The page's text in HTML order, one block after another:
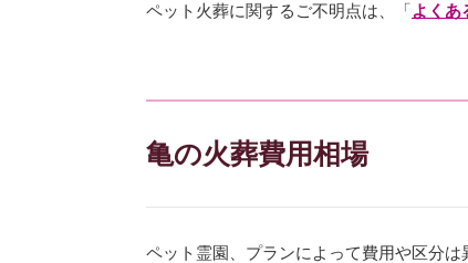
ペット火葬に関するご不明点は、「よくあ
亀の火葬費用相場
ペット霊園、プランによって費用や区分は